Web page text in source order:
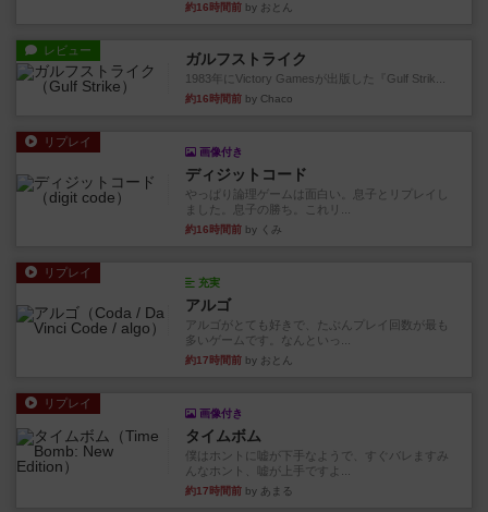
約16時間前 by おとん
レビュー ガルフストライク
1983年にVictory Gamesが出版した『Gulf Strik...
約16時間前 by Chaco
リプレイ
画像付き
ディジットコード
やっぱり論理ゲームは面白い。息子とリプレイし
ました。息子の勝ち。これリ...
約16時間前 by くみ
リプレイ
充実
アルゴ
アルゴがとても好きで、たぶんプレイ回数が最も
多いゲームです。なんといっ...
約17時間前 by おとん
リプレイ
画像付き
タイムボム
僕はホントに嘘が下手なようで、すぐバレますみ
んなホント、嘘が上手ですよ...
約17時間前 by あまる